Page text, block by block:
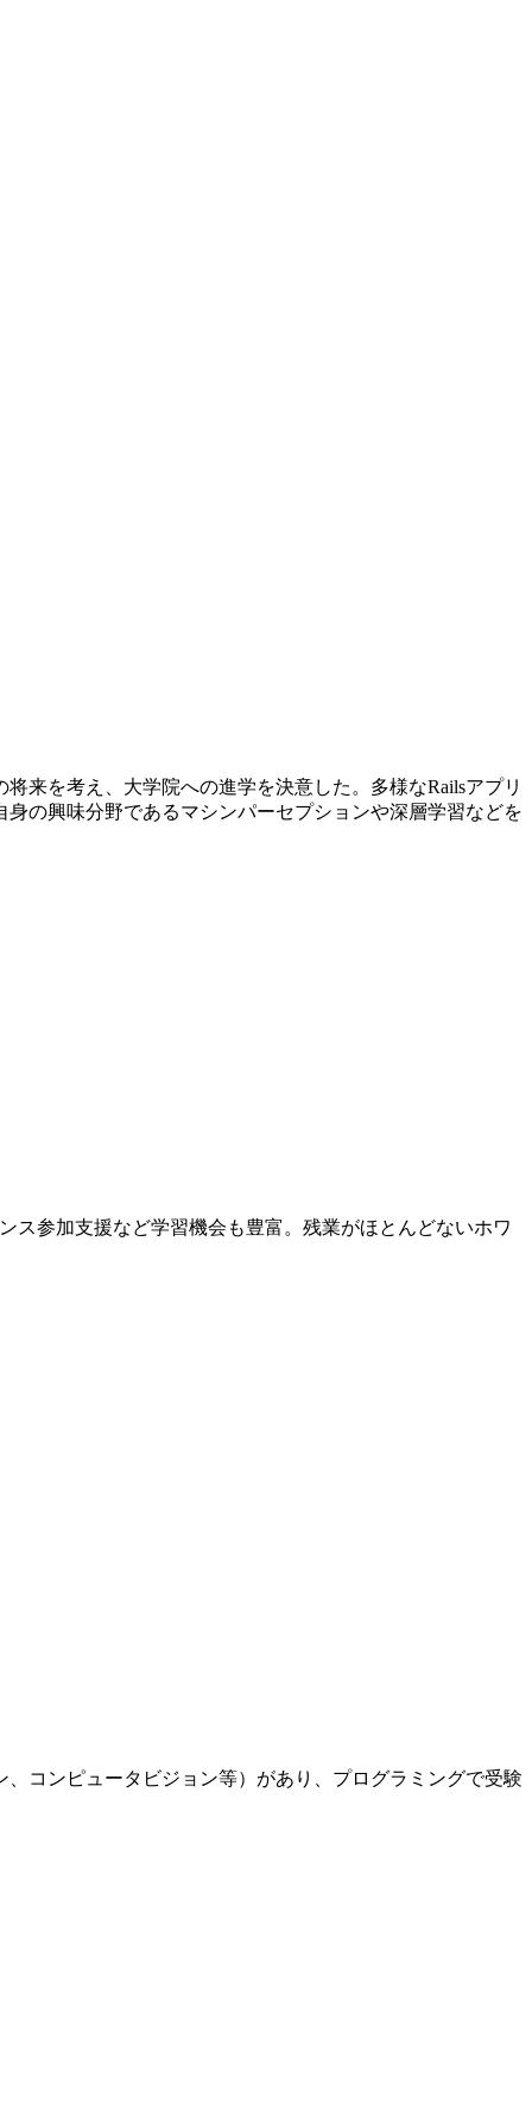
来を考え、大学院への進学を決意した。多様なRailsアプリ
の興味分野であるマシンパーセプションや深層学習などを
ス参加支援など学習機会も豊富。残業がほとんどないホワ
コンピュータビジョン等）があり、プログラミングで受験